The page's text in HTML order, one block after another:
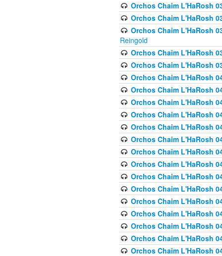
Orchos Chaim L'HaRosh
Orchos Chaim L'HaRosh
Orchos Chaim L'HaRosh
Reingold
Orchos Chaim L'HaRosh
Orchos Chaim L'HaRosh
Orchos Chaim L'HaRosh
Orchos Chaim L'HaRosh
Orchos Chaim L'HaRosh
Orchos Chaim L'HaRosh
Orchos Chaim L'HaRosh
Orchos Chaim L'HaRosh
Orchos Chaim L'HaRosh
Orchos Chaim L'HaRosh
Orchos Chaim L'HaRosh
Orchos Chaim L'HaRosh
Orchos Chaim L'HaRosh
Orchos Chaim L'HaRosh
Orchos Chaim L'HaRosh
Orchos Chaim L'HaRosh
Orchos Chaim L'HaRosh